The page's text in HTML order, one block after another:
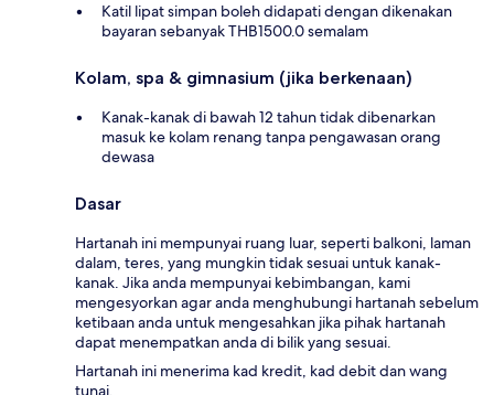
Katil lipat simpan boleh didapati dengan dikenakan
bayaran sebanyak THB1500.0 semalam
Kolam, spa & gimnasium (jika berkenaan)
Kanak-kanak di bawah 12 tahun tidak dibenarkan
masuk ke kolam renang tanpa pengawasan orang
dewasa
Dasar
Hartanah ini mempunyai ruang luar, seperti balkoni, laman
dalam, teres, yang mungkin tidak sesuai untuk kanak-
kanak. Jika anda mempunyai kebimbangan, kami
mengesyorkan agar anda menghubungi hartanah sebelum
ketibaan anda untuk mengesahkan jika pihak hartanah
dapat menempatkan anda di bilik yang sesuai.
Hartanah ini menerima kad kredit, kad debit dan wang
tunai.